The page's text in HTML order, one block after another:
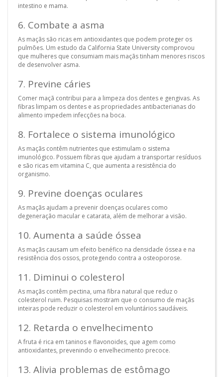
intestino e mama.
6. Combate a asma
As maçãs são ricas em antioxidantes que podem proteger os
pulmões. Um estudo da California State University comprovou
que mulheres que consumiam mais maçãs tinham menores riscos
de desenvolver asma.
7. Previne cáries
Comer maçã contribui para a limpeza dos dentes e gengivas. As
fibras limpam os dentes e as propriedades antibacterianas do
alimento impedem infecções na boca.
8. Fortalece o sistema imunológico
As maçãs contêm nutrientes que estimulam o sistema
imunológico. Possuem fibras que ajudam a transportar resíduos
e são ricas em vitamina C, que aumenta a resistência do
organismo.
9. Previne doenças oculares
As maçãs ajudam a prevenir doenças oculares como
degeneração macular e catarata, além de melhorar a visão.
10. Aumenta a saúde óssea
As maçãs causam um efeito benéfico na densidade óssea e na
resistência dos ossos, protegendo contra a osteoporose.
11. Diminui o colesterol
As maçãs contêm pectina, uma fibra natural que reduz o
colesterol ruim. Pesquisas mostram que o consumo de maçãs
inteiras pode reduzir o colesterol em voluntários saudáveis.
12. Retarda o envelhecimento
A fruta é rica em taninos e flavonoides, que agem como
antioxidantes, prevenindo o envelhecimento precoce.
13. Alivia problemas de estômago